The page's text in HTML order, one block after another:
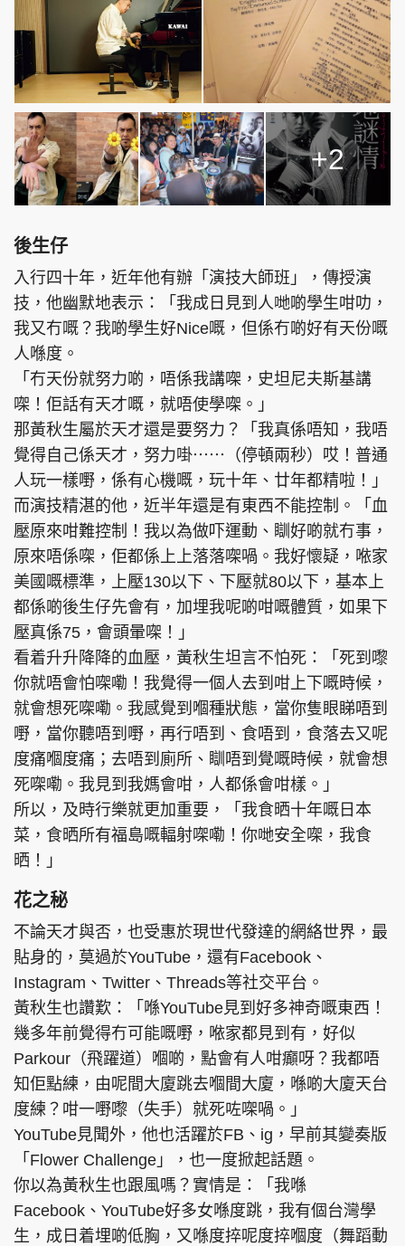
+2
後生仔
入行四十年，近年他有辦「演技大師班」，傳授演
技，他幽默地表示：「我成日見到人哋啲學生咁叻，
我又冇嘅？我啲學生好Nice嘅，但係冇啲好有天份嘅
人喺度。
「冇天份就努力啲，唔係我講㗎，史坦尼夫斯基講
㗎！佢話有天才嘅，就唔使學㗎。」
那黃秋生屬於天才還是要努力？「我真係唔知，我唔
覺得自己係天才，努力啩⋯⋯（停頓兩秒）哎！普通
人玩一樣嘢，係有心機嘅，玩十年、廿年都精啦！」
而演技精湛的他，近半年還是有東西不能控制。「血
壓原來咁難控制！我以為做吓運動、瞓好啲就冇事，
原來唔係㗎，佢都係上上落落㗎喎。我好懷疑，𠵱家
美國嘅標準，上壓130以下、下壓就80以下，基本上
都係啲後生仔先會有，加埋我呢啲咁嘅體質，如果下
壓真係75，會頭暈㗎！」
看着升升降降的血壓，黃秋生坦言不怕死：「死到嚟
你就唔會怕㗎嘞！我覺得一個人去到咁上下嘅時候，
就會想死㗎嘞。我感覺到嗰種狀態，當你隻眼睇唔到
嘢，當你聽唔到嘢，再行唔到、食唔到，食落去又呢
度痛嗰度痛；去唔到廁所、瞓唔到覺嘅時候，就會想
死㗎嘞。我見到我媽會咁，人都係會咁樣。」
所以，及時行樂就更加重要，「我食晒十年嘅日本
菜，食晒所有福島嘅輻射㗎嘞！你哋安全㗎，我食
晒！」
花之秘
不論天才與否，也受惠於現世代發達的網絡世界，最
貼身的，莫過於YouTube，還有Facebook、
Instagram、Twitter、Threads等社交平台。
黃秋生也讚歎：「喺YouTube見到好多神奇嘅東西！
幾多年前覺得冇可能嘅嘢，𠵱家都見到有，好似
Parkour（飛躍道）嗰啲，點會有人咁癲呀？我都唔
知佢點練，由呢間大廈跳去嗰間大廈，喺啲大廈天台
度練？咁一嘢嚟（失手）就死咗㗎喎。」
YouTube見聞外，他也活躍於FB、ig，早前其變奏版
「Flower Challenge」，也一度掀起話題。
你以為黃秋生也跟風嗎？實情是：「我喺
Facebook、YouTube好多女喺度跳，我有個台灣學
生，成日着埋啲低胸，又喺度捽呢度捽嗰度（舞蹈動